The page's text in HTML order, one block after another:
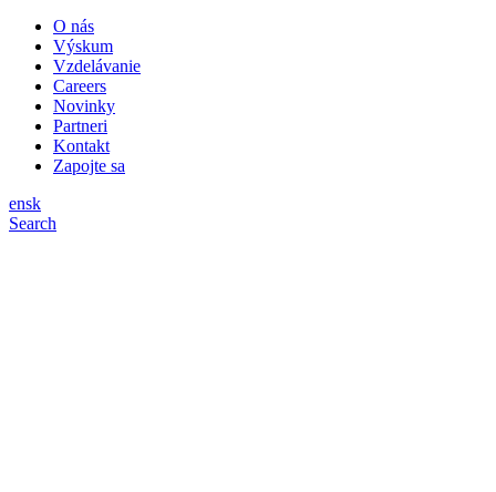
O nás
Výskum
Vzdelávanie
Careers
Novinky
Partneri
Kontakt
Zapojte sa
ensk
Search